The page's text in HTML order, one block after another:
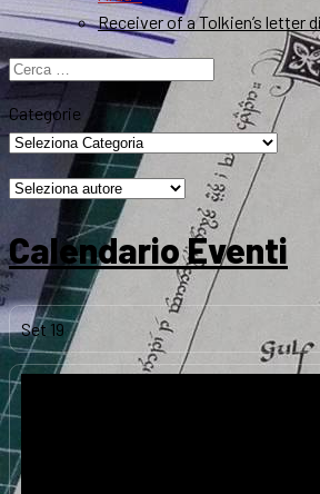
Receiver of a Tolkien’s letter
Ricerca
per:
Categorie
Calendario Eventi
Set 19